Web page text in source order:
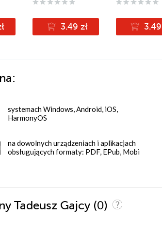
3.49 zł
systemach Windows, Android, iOS,
HarmonyOS
na dowolnych urządzeniach i aplikacjach
obsługujących formaty: PDF, EPub, Mobi
Tadeusz Gajcy (0)